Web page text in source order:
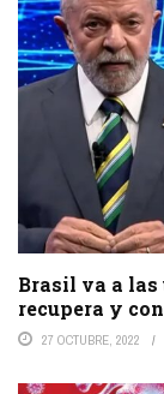
Brasil va a las
recupera y
27 OCTUBRE, 2022